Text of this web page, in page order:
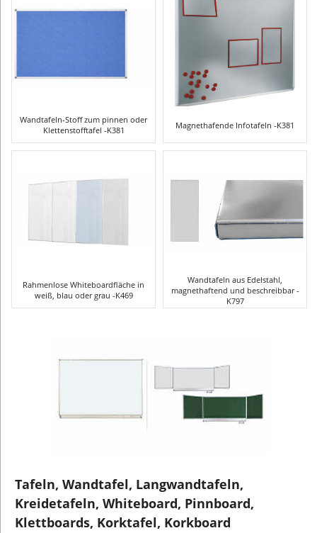
Wandtafeln-Stoff zum pinnen oder
Klettenstofftafel -K381
Magnethafende Infotafeln -K381
Rahmenlose Whiteboardfläche in
weiß, blau oder grau -K469
Wandtafeln aus Edelstahl,
magnethaftend und beschreibbar -
K797
Tafeln, Wandtafel, Langwandtafeln,
Kreidetafeln, Whiteboard, Pinnboard,
Klettboards, Korktafel, Korkboard